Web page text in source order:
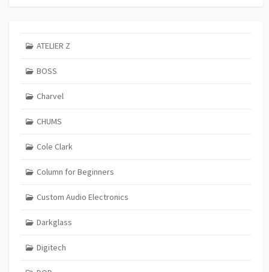
ATELIER Z
BOSS
Charvel
CHUMS
Cole Clark
Column for Beginners
Custom Audio Electronics
Darkglass
Digitech